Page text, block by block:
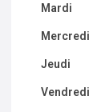
Mardi
Mercredi
Jeudi
Vendredi